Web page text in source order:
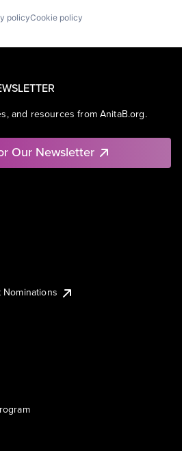
policyCookie policy
and resources from AnitaB.org.
Our Newsletter